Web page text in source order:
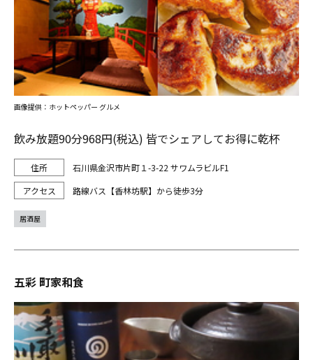
飲み放題90分968円(税込) 皆でシェアしてお得に乾杯
石川県金沢市片町１-3-22 サワムラビルF1
路線バス【香林坊駅】から徒歩3分
画像提供：ホットペッパー グルメ
居酒屋
五彩 町家和食